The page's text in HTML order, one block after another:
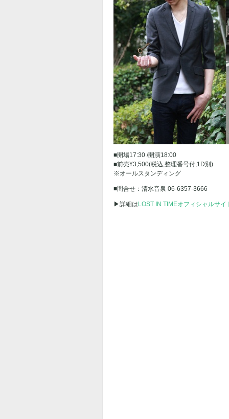
■開場17:30 /開演18:00
■前売¥3,500(税込,整理番号付,1D別)
※オールスタンディング
■問合せ：清水音泉 06-6357-3666
▶︎詳細は LOST IN TIMEオフィシャルサイ